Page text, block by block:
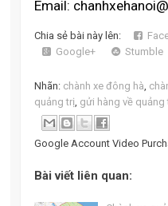
Email:
Chia sẻ bài này lên:
Google+
Stumble
Nhãn: chành xe đông hà
quảng trị gửi hàng về quảng
Google Account Video
Bài viết liên quan: